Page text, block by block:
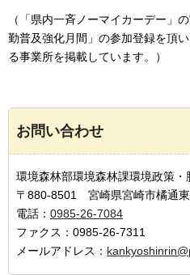
（「県内一斉ノーマイカーデー」
勤普及強化月間」の参加登録を頂
る事業所を掲載しています。）
お問い合わせ
環境森林部環境森林課環境政策・
〒880-8501 宮崎県宮崎市橘通
電話： 0985-26-7084
ファクス：0985-26-7311
メールアドレス：